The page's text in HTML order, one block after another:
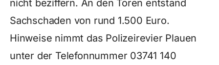
nicht beziffern. An den Toren entstand
Sachschaden von rund 1.500 Euro.
Hinweise nimmt das Polizeirevier Plauen
unter der Telefonnummer 03741 140